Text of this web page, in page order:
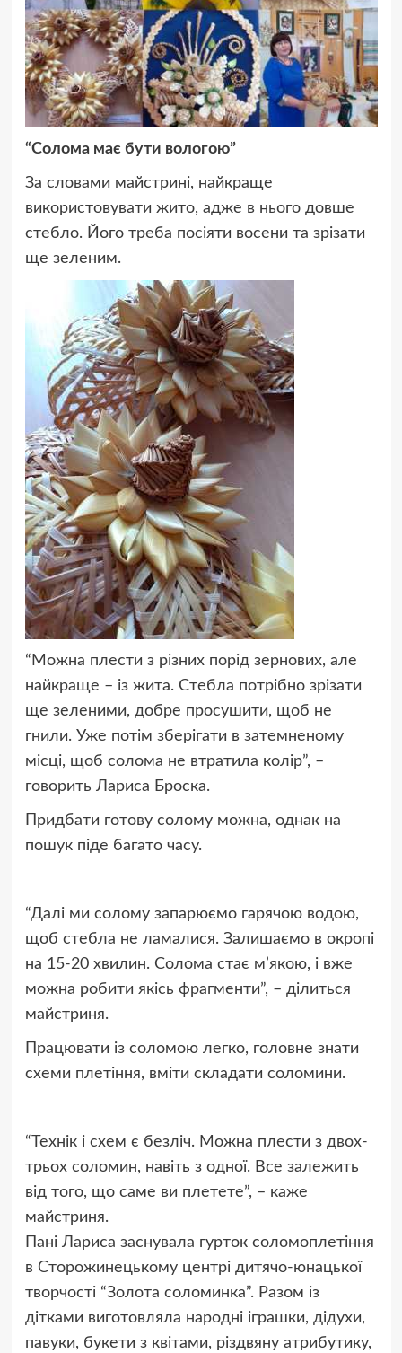
“Солома має бути вологою”
За словами майстрині, найкраще
використовувати жито, адже в нього довше
стебло. Його треба посіяти восени та зрізати
ще зеленим.
“Можна плести з різних порід зернових, але
найкраще – із жита. Стебла потрібно зрізати
ще зеленими, добре просушити, щоб не
гнили. Уже потім зберігати в затемненому
місці, щоб солома не втратила колір”, –
говорить Лариса Броска.
Придбати готову солому можна, однак на
пошук піде багато часу.
“Далі ми солому запарюємо гарячою водою,
щоб стебла не ламалися. Залишаємо в окропі
на 15-20 хвилин. Солома стає м’якою, і вже
можна робити якісь фрагменти”, – ділиться
майстриня.
Працювати із соломою легко, головне знати
схеми плетіння, вміти складати соломини.
“Технік і схем є безліч. Можна плести з двох-
трьох соломин, навіть з одної. Все залежить
від того, що саме ви плетете”, – каже
майстриня.
Пані Лариса заснувала гурток соломоплетіння
в Сторожинецькому центрі дитячо-юнацької
творчості “Золота соломинка”. Разом із
дітками виготовляла народні іграшки, дідухи,
павуки, букети з квітами, різдвяну атрибутику,